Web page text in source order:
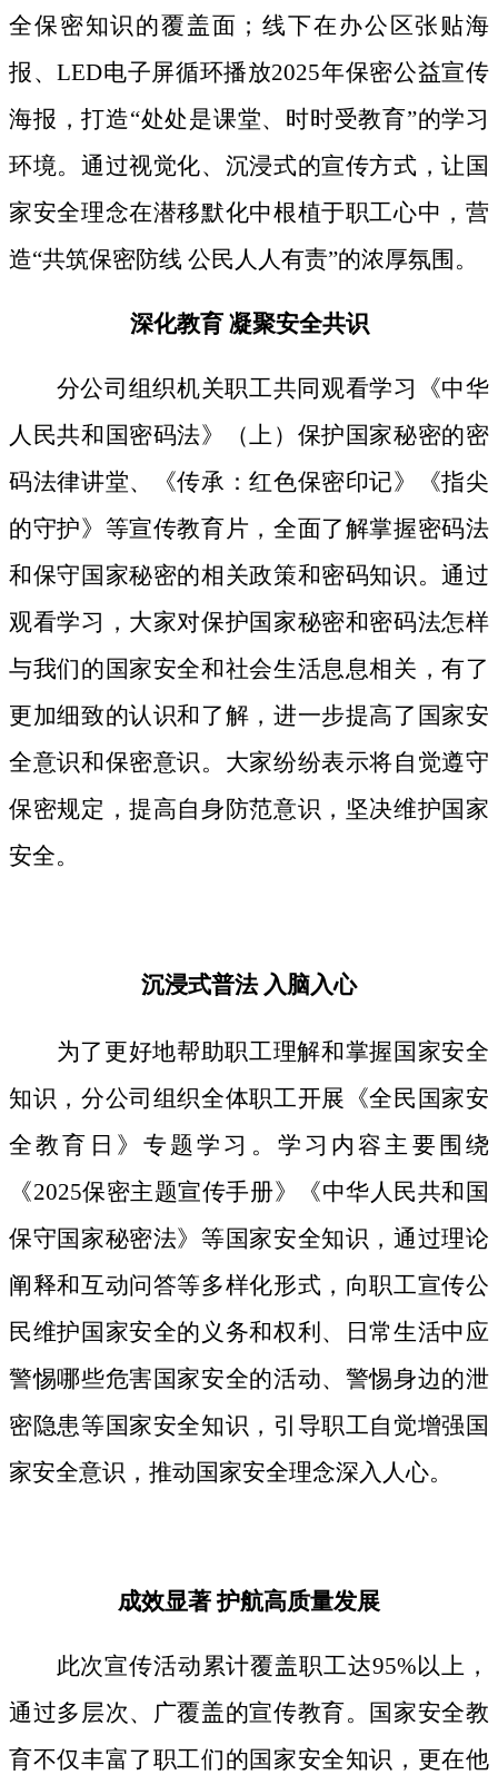
全保密知识的覆盖面；线下在办公区张贴海
报、LED电子屏循环播放2025年保密公益宣传
海报，打造“处处是课堂、时时受教育”的学习
环境。通过视觉化、沉浸式的宣传方式，让国
家安全理念在潜移默化中根植于职工心中，营
造“共筑保密防线 公民人人有责”的浓厚氛围。
深化教育凝聚安全共识
分公司组织机关职工共同观看学习《中华
人民共和国密码法》
（上）保护国家秘密的密
码法律讲堂、
《传承：红色保密印记》《指尖
的守护》等宣传教育片， 全面了解掌握密码法
和保守国家秘密的相关政策和密码知识。通过
观看学习，大家对保护国家秘密和密码法怎样
与我们的国家安全和社会生活息息相关，有了
更加细致的认识和了解，进一步提高了国家安
全意识和保密意识。大家纷纷表示将自觉遵守
保密规定，提高自身防范意识，坚决维护国家
安全。
沉浸式普法 入脑入心
为了更好地帮助职工理解和掌握国家安全
知识，分公司组织全体职工开展《全民国家安
全教育日》专题学习。学习内容主要围绕
《2025保密主题宣传手册》《中华人民共和国
保守国家秘密法》等国家安全知识，通过理论
阐释和互动问答等多样化形式，向职工宣传公
民维护国家安全的义务和权利、日常生活中应
警惕哪些危害国家安全的活动、警惕身边的泄
密隐患等国家安全知识，引导职工自觉增强国
家安全意识，推动国家安全理念深入人心。
成效显著护航高质量发展
此次宣传活动累计覆盖职工达95%以上，
通过多层次、广覆盖的宣传教育。国家安全教
育不仅丰富了职工们的国家安全知识，更在他